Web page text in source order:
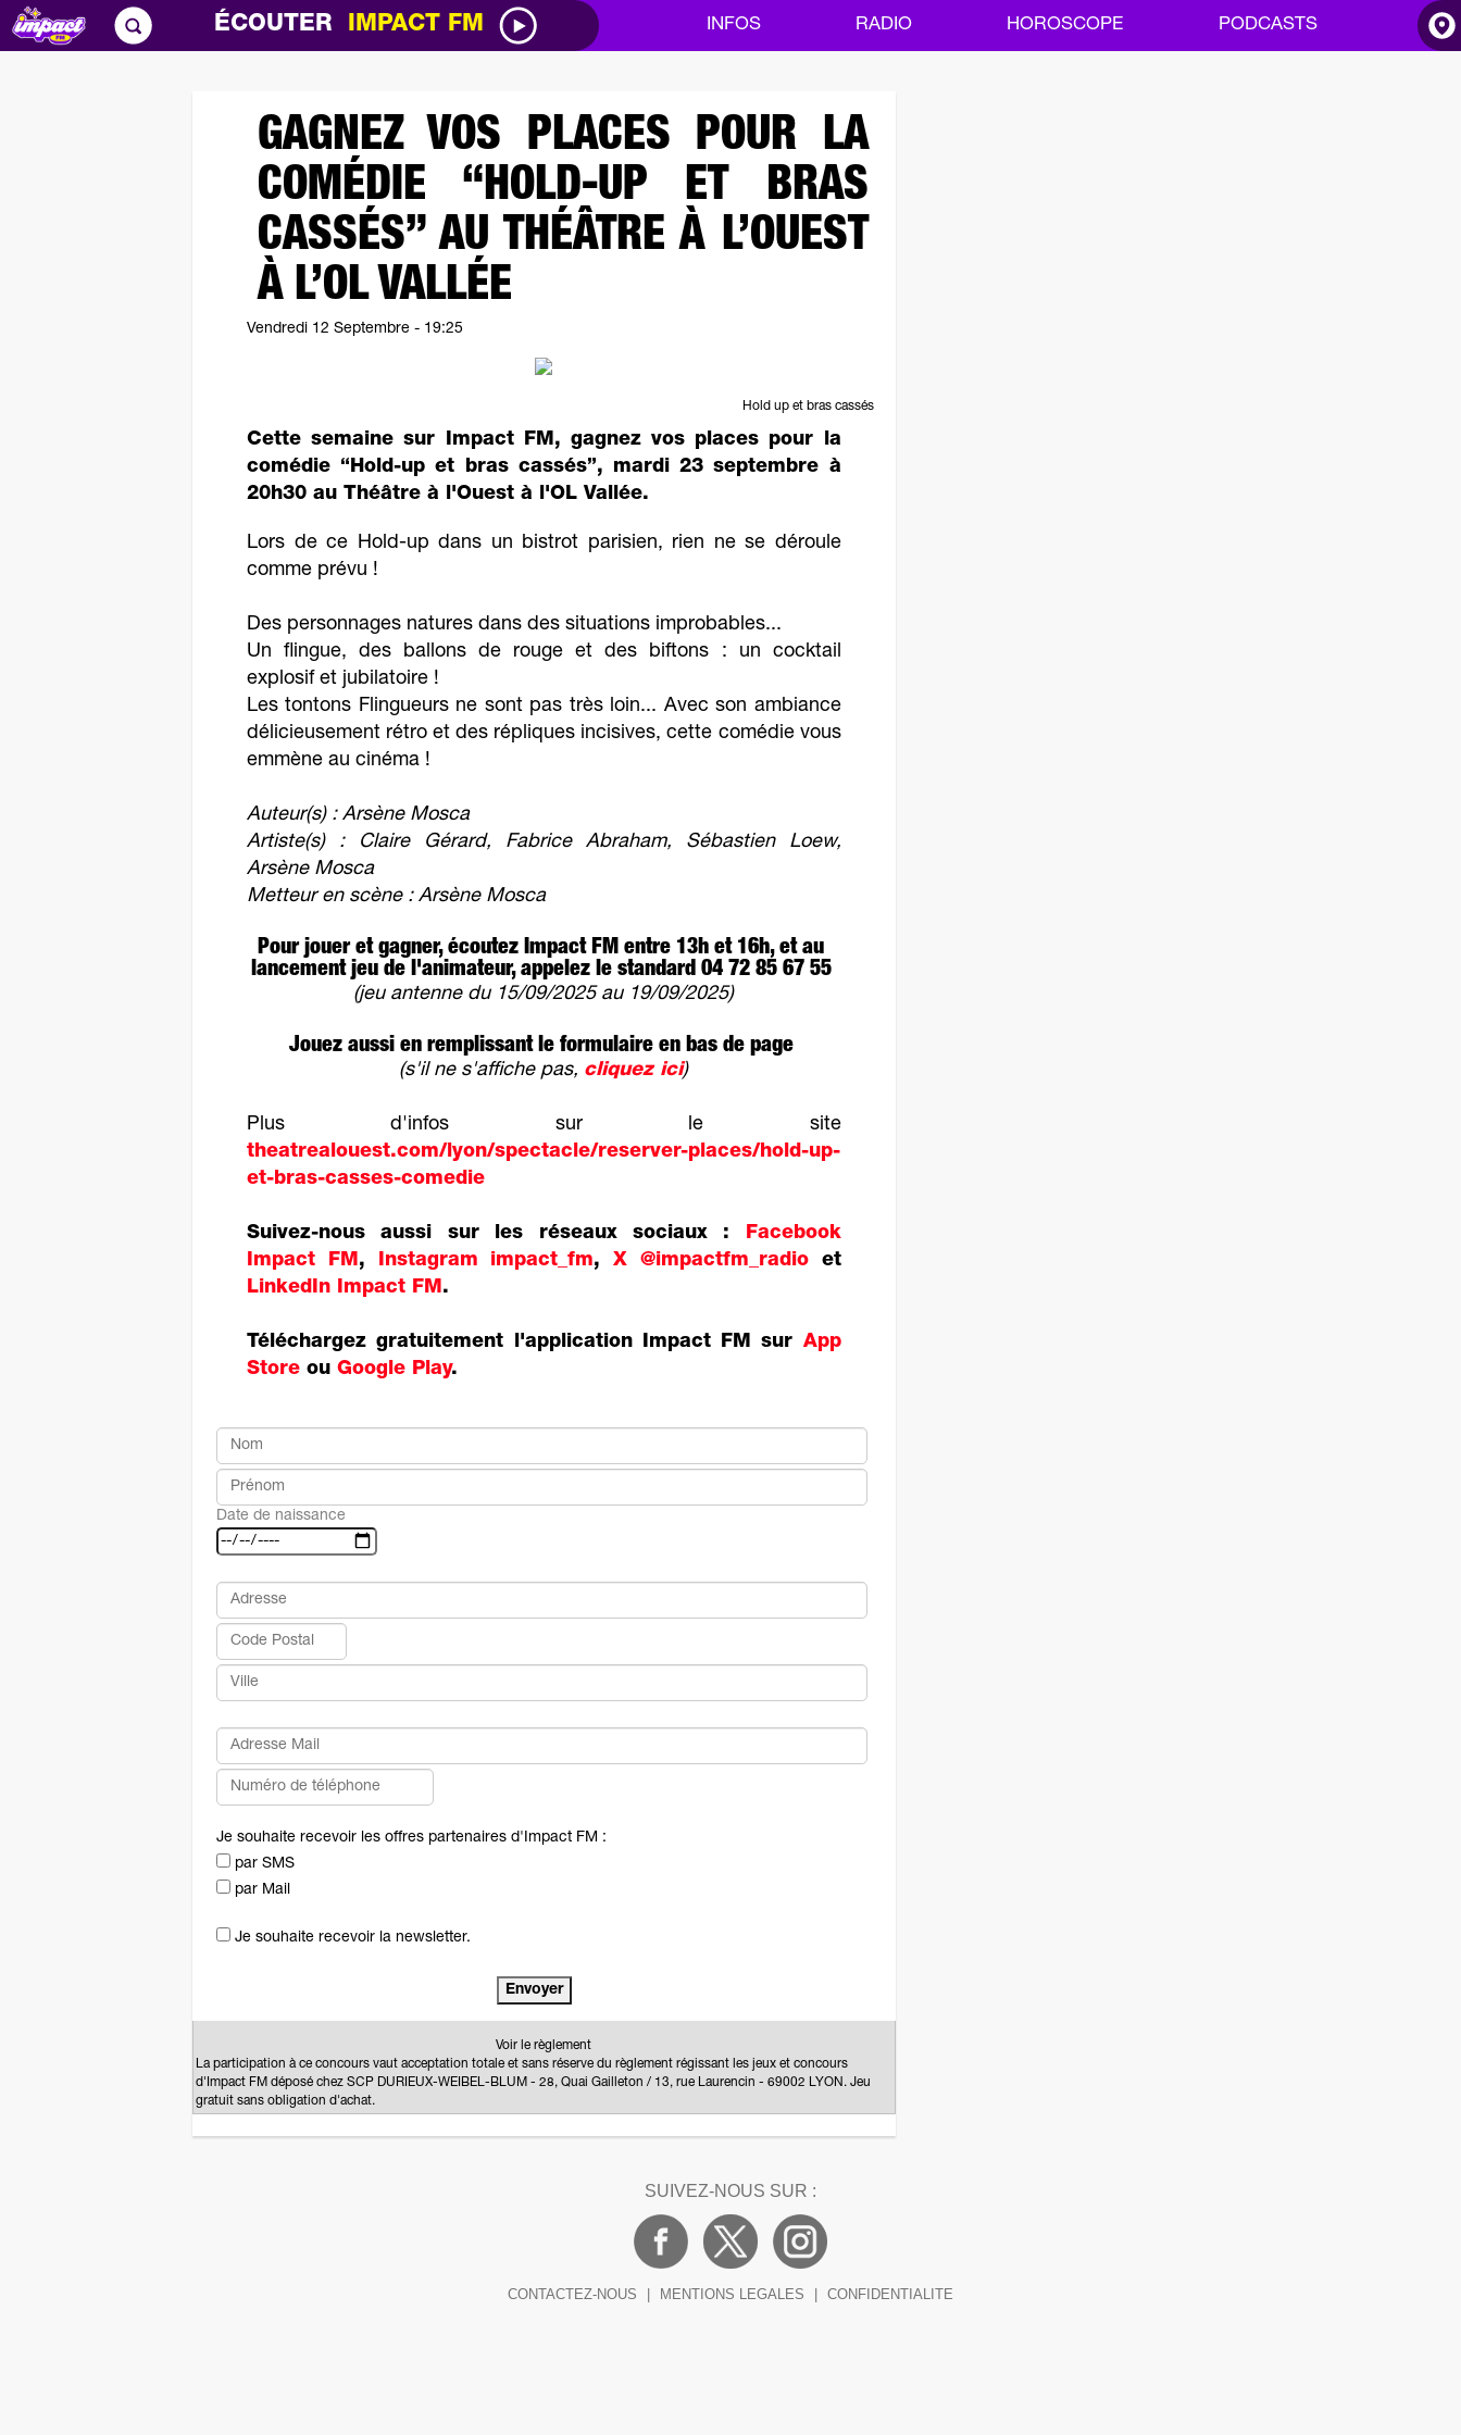
ÉCOUTER IMPACT FM INFOS RADIO HOROSCOPE PODCASTS
GAGNEZ VOS PLACES POUR LA
COMÉDIE “HOLD-UP ET BRAS
CASSÉS” AU THÉÂTRE À L’OUEST
À L’OL VALLÉE
Vendredi 12 Septembre - 19:25
Hold up et bras cassés
Cette semaine sur Impact FM, gagnez vos places pour la
comédie “Hold-up et bras cassés”, mardi 23 septembre à
20h30 au Théâtre à l'Ouest à l'OL Vallée.
Lors de ce Hold-up dans un bistrot parisien, rien ne se déroule
comme prévu !
Des personnages natures dans des situations improbables...
Un flingue, des ballons de rouge et des biftons : un cocktail
explosif et jubilatoire !
Les tontons Flingueurs ne sont pas très loin... Avec son ambiance
délicieusement rétro et des répliques incisives, cette comédie vous
emmène au cinéma !
Auteur(s) : Arsène Mosca
Artiste(s) : Claire Gérard, Fabrice Abraham, Sébastien Loew,
Arsène Mosca
Metteur en scène : Arsène Mosca
Pour jouer et gagner, écoutez Impact FM entre 13h et 16h, et au
lancement jeu de l'animateur, appelez le standard 04 72 85 67 55
(jeu antenne du 15/09/2025 au 19/09/2025)
Jouez aussi en remplissant le formulaire en bas de page
(s'il ne s'affiche pas, cliquez ici)
Plus d'infos sur le site
theatrealouest.com/lyon/spectacle/reserver-places/hold-up-
et-bras-casses-comedie
Suivez-nous aussi sur les réseaux sociaux : Facebook
Impact FM, Instagram impact_fm,X @impactfm_radioet
LinkedIn Impact FM.
Téléchargez gratuitement l'application Impact FM sur App
Store ou Google Play.
Date de naissance
Je souhaite recevoir les offres partenaires d'Impact FM :
par SMS
par Mail
Je souhaite recevoir la newsletter.
Voir le règlement
La participation à ce concours vaut acceptation totale et sans réserve du règlement régissant les jeux et concours
d'Impact FM déposé chez SCP DURIEUX-WEIBEL-BLUM - 28, Quai Gailleton / 13, rue Laurencin - 69002 LYON. Jeu
gratuit sans obligation d'achat.
SUIVEZ-NOUS SUR :
CONTACTEZ-NOUS MENTIONS LEGALES CONFIDENTIALITE